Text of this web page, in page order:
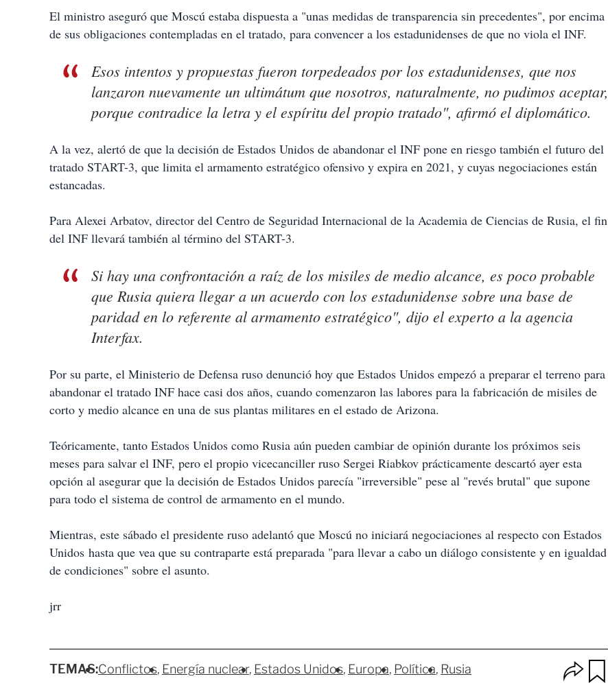
El ministro aseguró que Moscú estaba dispuesta a "unas medidas de transparencia sin precedentes", por encima
de sus obligaciones contempladas en el tratado, para convencer a los estadunidenses de que no viola el INF.
Esos intentos y propuestas fueron torpedeados por los estadunidenses, que nos
lanzaron nuevamente un ultimátum que nosotros, naturalmente, no pudimos aceptar,
porque contradice la letra y el espíritu del propio tratado", afirmó el diplomático.
A la vez, alertó de que la decisión de Estados Unidos de abandonar el INF pone en riesgo también el futuro del
tratado START-3, que limita el armamento estratégico ofensivo y expira en 2021, y cuyas negociaciones están
estancadas.
Para Alexei Arbatov, director del Centro de Seguridad Internacional de la Academia de Ciencias de Rusia, el fin
del INF llevará también al término del START-3.
Si hay una confrontación a raíz de los misiles de medio alcance, es poco probable
que Rusia quiera llegar a un acuerdo con los estadunidense sobre una base de
paridad en lo referente al armamento estratégico", dijo el experto a la agencia
Interfax.
Por su parte, el Ministerio de Defensa ruso denunció hoy que Estados Unidos empezó a preparar el terreno para
abandonar el tratado INF hace casi dos años, cuando comenzaron las labores para la fabricación de misiles de
corto y medio alcance en una de sus plantas militares en el estado de Arizona.
Teóricamente, tanto Estados Unidos como Rusia aún pueden cambiar de opinión durante los próximos seis
meses para salvar el INF, pero el propio vicecanciller ruso Sergei Riabkov prácticamente descartó ayer esta
opción al asegurar que la decisión de Estados Unidos parecía "irreversible" pese al "revés brutal" que supone
para todo el sistema de control de armamento en el mundo.
Mientras, este sábado el presidente ruso adelantó que Moscú no iniciará negociaciones al respecto con Estados
Unidos hasta que vea que su contraparte está preparada "para llevar a cabo un diálogo consistente y en igualdad
de condiciones" sobre el asunto.
jrr
TEMAS:Conflictos Energía nuclear Estados Unidos Europa Política Rusia
p